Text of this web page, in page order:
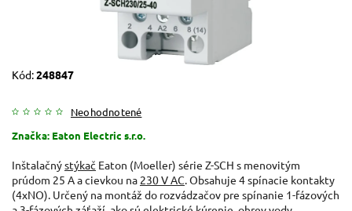
Kód:248847
Neohodnotené
Značka: Eaton Electric s.r.o.
Inštalačnýstýkač Eaton (Moeller) série Z-SCH s menovitým
prúdom 25 A a cievkou na 230 V AC . Obsahuje 4 spínacie kontakty
(4xNO). Určený na montáž do rozvádzačov pre spínanie 1-fázových